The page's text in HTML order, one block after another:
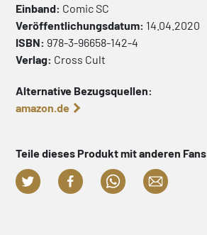
Einband: ComicSC
Veröffentlichungsdatum: 14.04.2020
ISBN: 978-3-96658-142-4
Verlag: Cross Cult
Alternative Bezugsquellen:
amazon.de
Teile dieses Produkt mit anderen Fans